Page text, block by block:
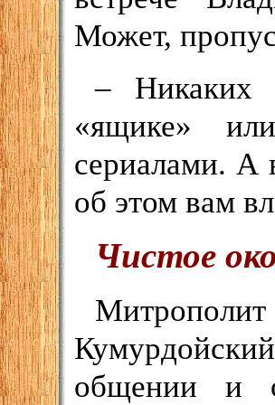
Может,
– Никаких
«ящике»
сериалами.
об этом вам
Чистое
общении и